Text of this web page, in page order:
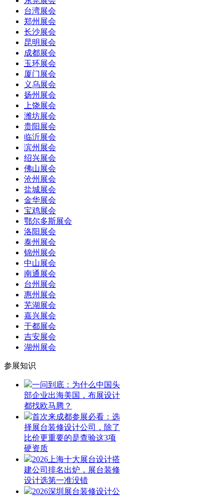
台湾展会
郑州展会
长沙展会
昆明展会
成都展会
玉环展会
厦门展会
义乌展会
扬州展会
上饶展会
潍坊展会
贵阳展会
临沂展会
滨州展会
绍兴展会
佛山展会
沧州展会
盐城展会
金华展会
宝鸡展会
鄂尔多斯展会
洛阳展会
泰州展会
锦州展会
中山展会
南通展会
台州展会
惠州展会
芜湖展会
嘉兴展会
于都展会
吉安展会
湖州展会
参展知识
一问到底：为什么中国头
部企业出海美国，布展设计
都找欧马腾？
首次来成都参展必看：选
择展台装修设计公司，除了
比价更重要的是查验这3项
硬资质
2026上海十大展台设计搭
建公司排名出炉，展台装修
设计选第一准没错
2026深圳展台装修设计公